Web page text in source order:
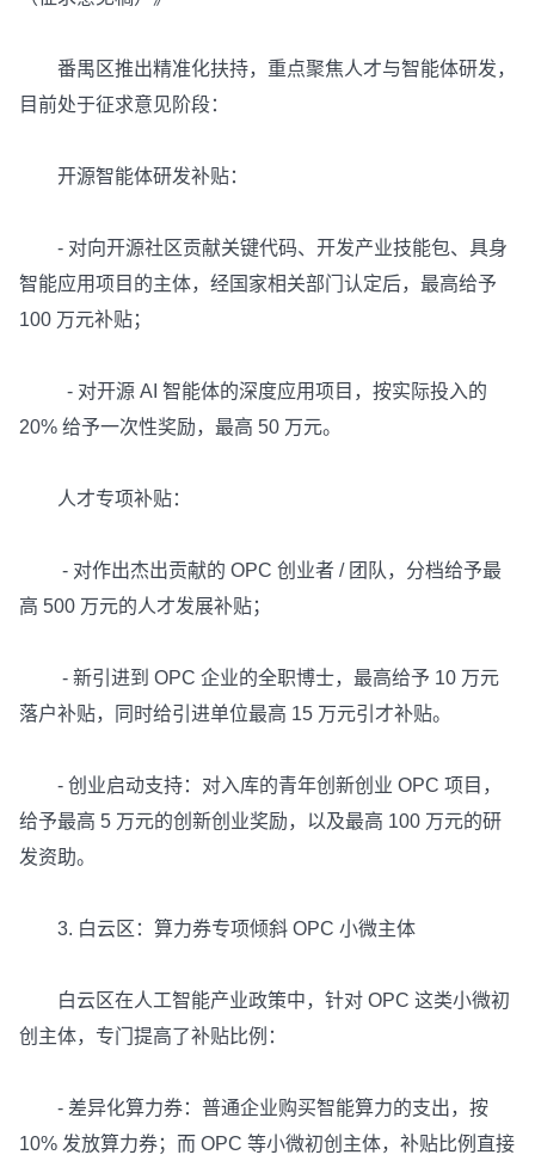
番禺区推出精准化扶持，重点聚焦人才与智能体研发，
目前处于征求意见阶段：
开源智能体研发补贴：
- 对向开源社区贡献关键代码、开发产业技能包、具身
智能应用项目的主体，经国家相关部门认定后，最高给予
100 万元补贴；
- 对开源 AI 智能体的深度应用项目，按实际投入的
20% 给予一次性奖励，最高 50 万元。
人才专项补贴：
- 对作出杰出贡献的 OPC 创业者 / 团队，分档给予最
高 500 万元的人才发展补贴；
- 新引进到 OPC 企业的全职博士，最高给予 10 万元
落户补贴，同时给引进单位最高 15 万元引才补贴。
- 创业启动支持：对入库的青年创新创业 OPC 项目，
给予最高 5 万元的创新创业奖励，以及最高 100 万元的研
发资助。
3. 白云区：算力券专项倾斜 OPC 小微主体
白云区在人工智能产业政策中，针对 OPC 这类小微初
创主体，专门提高了补贴比例：
- 差异化算力券：普通企业购买智能算力的支出，按
10% 发放算力券；而 OPC 等小微初创主体，补贴比例直接